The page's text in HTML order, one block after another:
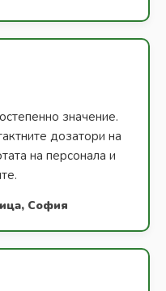
значение.
дозатори на
на персонала и
София